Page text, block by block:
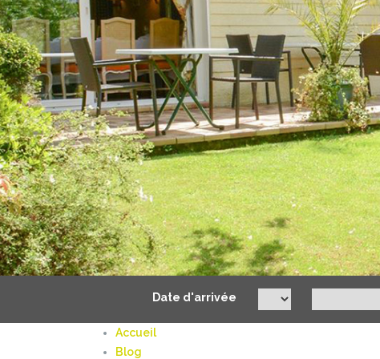
Date d'arrivée
Accueil
Blog